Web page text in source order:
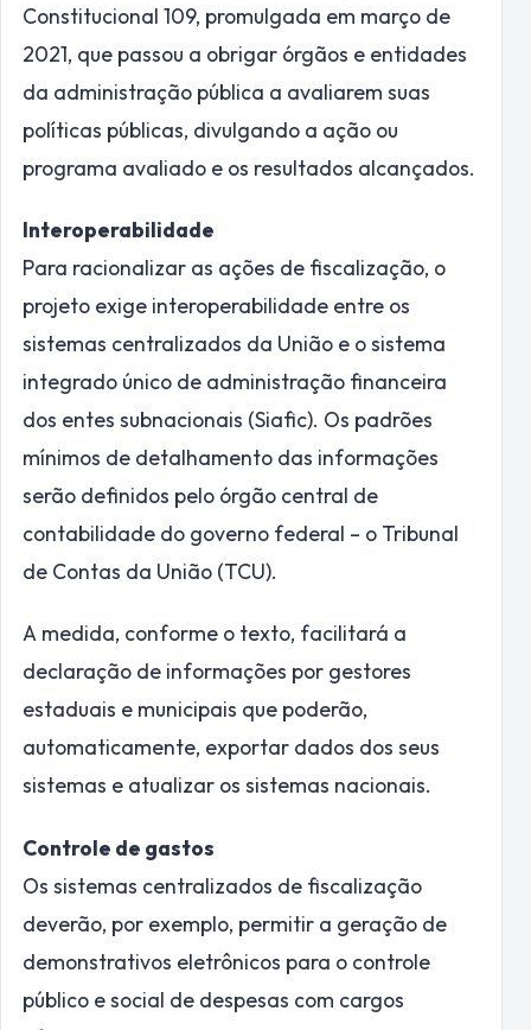
Constitucional 109, promulgada em março de
2021, que passou a obrigar órgãos e entidades
da administração pública a avaliarem suas
políticas públicas, divulgando a ação ou
programa avaliado e os resultados alcançados.
Interoperabilidade
Para racionalizar as ações de fiscalização, o
projeto exige interoperabilidade entre os
sistemas centralizados da União e o sistema
integrado único de administração financeira
dos entes subnacionais (Siafic). Os padrões
mínimos de detalhamento das informações
serão definidos pelo órgão central de
contabilidade do governo federal – o Tribunal
de Contas da União (TCU).
A medida, conforme o texto, facilitará a
declaração de informações por gestores
estaduais e municipais que poderão,
automaticamente, exportar dados dos seus
sistemas e atualizar os sistemas nacionais.
Controle de gastos
Os sistemas centralizados de fiscalização
deverão, por exemplo, permitir a geração de
demonstrativos eletrônicos para o controle
público e social de despesas com cargos